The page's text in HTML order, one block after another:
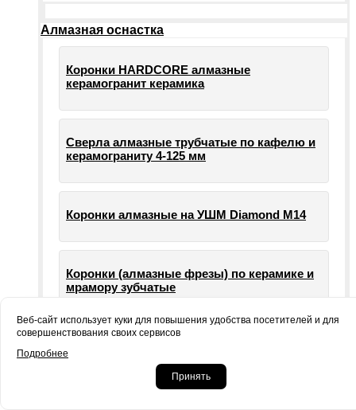
Алмазная оснастка
Коронки HARDCORE алмазные
керамогранит керамика
Сверла алмазные трубчатые по кафелю и
керамограниту 4-125 мм
Коронки алмазные на УШМ Diamond М14
Коронки (алмазные фрезы) по керамике и
мрамору зубчатые
машин УШМ болгарки
Веб-сайт использует куки для повышения удобства посетителей и для
совершенствования своих сервисов
Подробнее
Принять